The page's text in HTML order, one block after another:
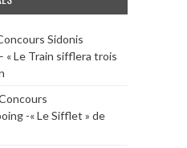
Sidonis
Le Train sifflera trois
-« Le Sifflet » de